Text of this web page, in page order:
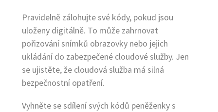
Pravidelně zálohujte své kódy, pokud jsou
uloženy digitálně. To může zahrnovat
pořizování snímků obrazovky nebo jejich
ukládání do zabezpečené cloudové služby. Jen
se ujistěte, že cloudová služba má silná
bezpečnostní opatření.
Vyhněte se sdílení svých kódů peněženky s